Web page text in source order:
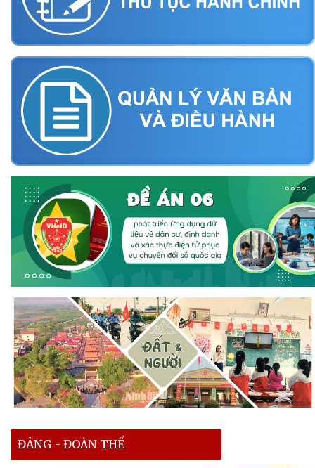
ĐẢNG - ĐOÀN THỂ